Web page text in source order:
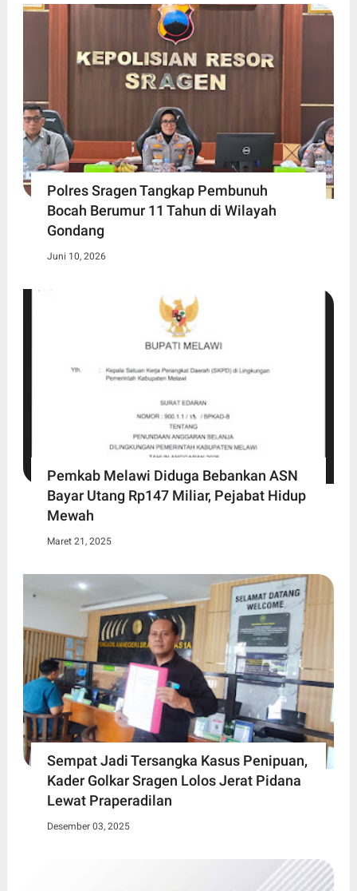
Polres Sragen Tangkap Pembunuh
Bocah Berumur 11 Tahun di Wilayah
Gondang
Juni 10, 2026
Pemkab Melawi Diduga Bebankan ASN
Bayar Utang Rp147 Miliar, Pejabat Hidup
Mewah
Maret 21, 2025
Sempat Jadi Tersangka Kasus Penipuan,
Kader Golkar Sragen Lolos Jerat Pidana
Lewat Praperadilan
Desember 03, 2025